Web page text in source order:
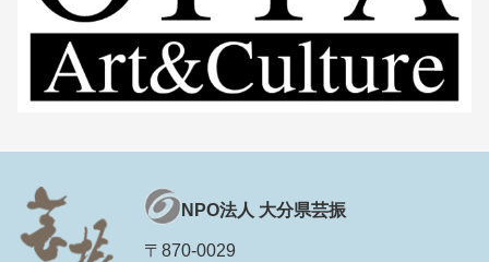
NPO法人 大分県芸振
〒870-0029